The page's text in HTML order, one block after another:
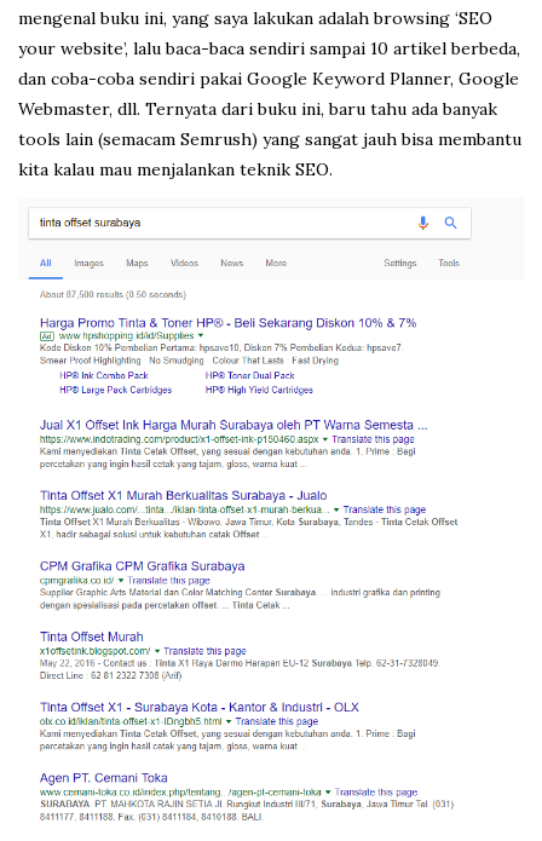
mengenal buku ini, yang saya lakukan adalah browsing ‘SEO
your website’, lalu baca-baca sendiri sampai 10 artikel berbeda,
dan coba-coba sendiri pakai Google Keyword Planner, Google
Webmaster, dll. Ternyata dari buku ini, baru tahu ada banyak
tools lain (semacam Semrush) yang sangat jauh bisa membantu
kita kalau mau menjalankan teknik SEO.